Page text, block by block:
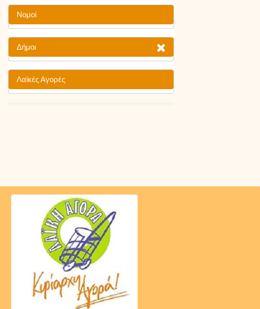
Νομοί
Δήμοι
Λαϊκές Αγορές